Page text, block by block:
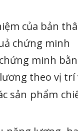
của bản
chứng minh
minh
theo vị trí
sản phẩm